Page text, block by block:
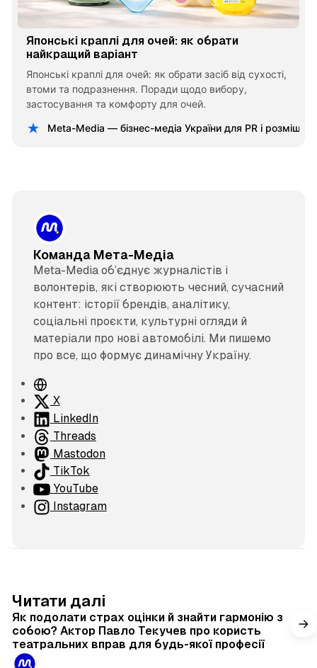
Японські краплі для очей: як обрати
найкращий варіант
Японські краплі для очей: як обрати засіб від сухості,
втоми та подразнення. Поради щодо вибору,
застосування та комфорту для очей.
Meta-Media — бізнес-медіа України для PR і
Команда Мета-Медіа
Meta-Media об’єднує журналістів і
волонтерів, які створюють чесний, сучасний
контент: історії брендів, аналітику,
соціальні проєкти, культурні огляди й
матеріали про нові автомобілі. Ми пишемо
про все, що формує динамічну Україну.
В
е
б
с
а
й
т
X
LinkedIn
Threads
Mastodon
TikTok
YouTube
Instagram
Читати далі
Як подолати страх оцінки й знайти гармонію з
собою? Актор Павло Текучев про користь
театральних вправ для будь-якої професії